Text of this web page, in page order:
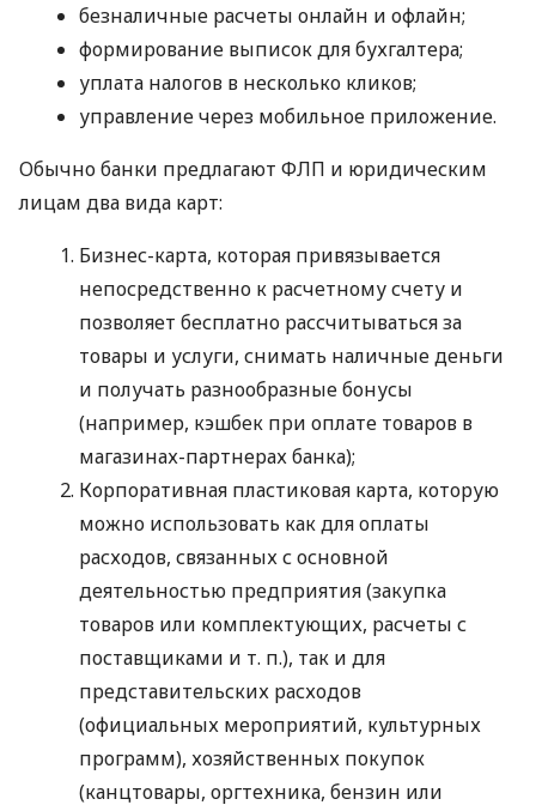
безналичные расчеты онлайн и офлайн;
формирование выписок для бухгалтера;
уплата налогов в несколько кликов;
управление через мобильное приложение.
Обычно банки предлагают ФЛП и юридическим
лицам два вида карт:
Бизнес-карта, которая привязывается
непосредственно к расчетному счету и
позволяет бесплатно рассчитываться за
товары и услуги, снимать наличные деньги
и получать разнообразные бонусы
(например, кэшбек при оплате товаров в
магазинах-партнерах банка);
Корпоративная пластиковая карта, которую
можно использовать как для оплаты
расходов, связанных с основной
деятельностью предприятия (закупка
товаров или комплектующих, расчеты с
поставщиками и т. п.), так и для
представительских расходов
(официальных мероприятий, культурных
программ), хозяйственных покупок
(канцтовары, оргтехника, бензин или